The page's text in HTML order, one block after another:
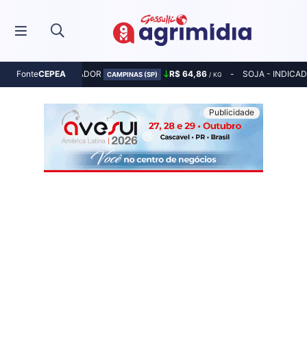
FonteCEPEA
MILHO - INDICADOR CAMPINAS (SP) R$ 64,86 / KG SOJA -